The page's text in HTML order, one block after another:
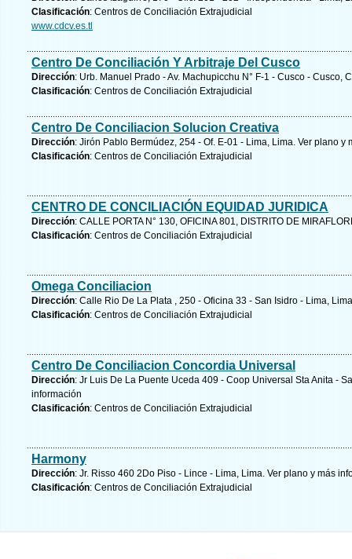
Clasificación: Centros de Conciliación Extrajudicial
www.cdcv.es.tl
Centro De Conciliación Y Arbitraje Del Cusco
Dirección: Urb. Manuel Prado - Av. Machupicchu N° F-1 - Cusco - Cusco,
Clasificación: Centros de Conciliación Extrajudicial
Centro De Conciliacion Solucion Creativa
Dirección: Jirón Pablo Bermúdez, 254 - Of. E-01 - Lima, Lima. Ver plano y
Clasificación: Centros de Conciliación Extrajudicial
CENTRO DE CONCILIACIÓN EQUIDAD JURIDICA
Dirección: CALLE PORTA N° 130, OFICINA 801, DISTRITO DE
Clasificación: Centros de Conciliación Extrajudicial
Omega Conciliacion
Dirección: Calle Rio De La Plata , 250 - Oficina 33 - San Isidro - Lima,
Clasificación: Centros de Conciliación Extrajudicial
Centro De Conciliacion Concordia Universal
Dirección: Jr Luis De La Puente Uceda 409 - Coop Universal Sta Anita -
información
Clasificación: Centros de Conciliación Extrajudicial
Harmony
Dirección: Jr. Risso 460 2Do Piso - Lince - Lima, Lima. Ver plano y más
Clasificación: Centros de Conciliación Extrajudicial